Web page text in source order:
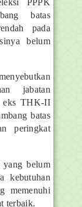
PPPK
batas
pada
belum
jabatan
eks THK-II
batas
peringkat
yang belum
kebutuhan
memenuhi
terbaik.